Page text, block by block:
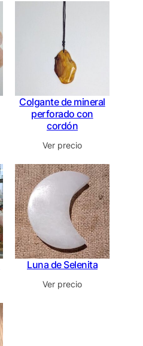
Colgante de mineral
perforado con
cordón
Ver precio
Luna de Selenita
Ver precio